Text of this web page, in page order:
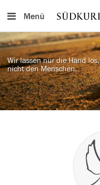
Menü
Wir lassen nur die Hand los,
nicht den Menschen.